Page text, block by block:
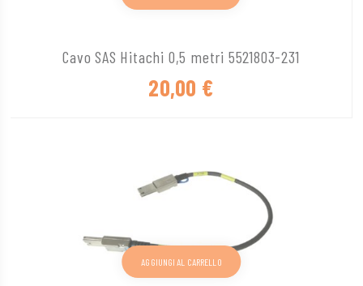
Cavo SAS Hitachi 0,5 metri 5521803-231
20,00 €
AGGIUNGI AL CARRELLO